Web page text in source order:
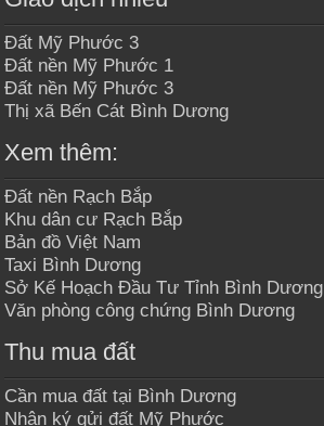
Đất Mỹ Phước 3
Đất nền Mỹ Phước 1
Đất nền Mỹ Phước 3
Thị xã Bến Cát Bình Dương
Xem thêm:
Đất nền Rạch Bắp
Khu dân cư Rạch Bắp
Bản đồ Việt Nam
Taxi Bình Dương
Sở Kế Hoạch Đầu Tư Tỉnh Bình Dương
Văn phòng công chứng Bình Dương
Thu mua đất
Cần mua đất tại Bình Dương
Nhận ký gửi đất Mỹ Phước